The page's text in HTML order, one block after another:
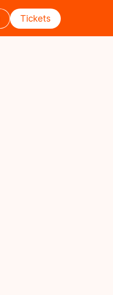
Tickets